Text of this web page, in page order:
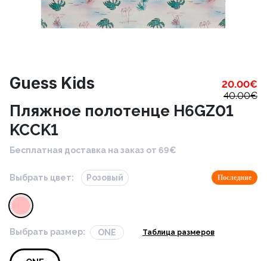
Guess Kids 20.00€
40.00€
Пляжное полотенце H6GZ01
KCCK1
Бесплатная доставка на заказ от 69€
Выбрать цвет: Розовый Последние
Выбрать размер: ONE Таблица размеров